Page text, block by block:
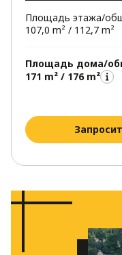
Площадь этажа/
107,0 m² / 112,7 m²
Площадь дома/
171 m² / 176 m²